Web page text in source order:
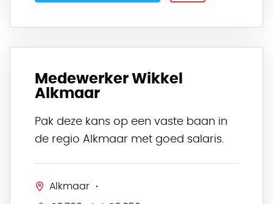
Medewerker Wikkel
Alkmaar
Pak deze kans op een vaste baan in
de regio Alkmaar met goed salaris.
Alkmaar